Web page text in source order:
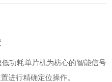
功耗单片机为枋心的智能信号
进行精确定位操作。